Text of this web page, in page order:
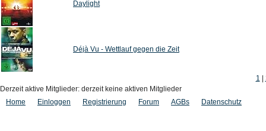
Daylight
Déjà Vu - Wettlauf gegen die Zeit
1
Derzeit aktive Mitglieder: derzeit keine aktiven Mitglieder
Home
Einloggen Registrierung Forum AGBs Datenschutz